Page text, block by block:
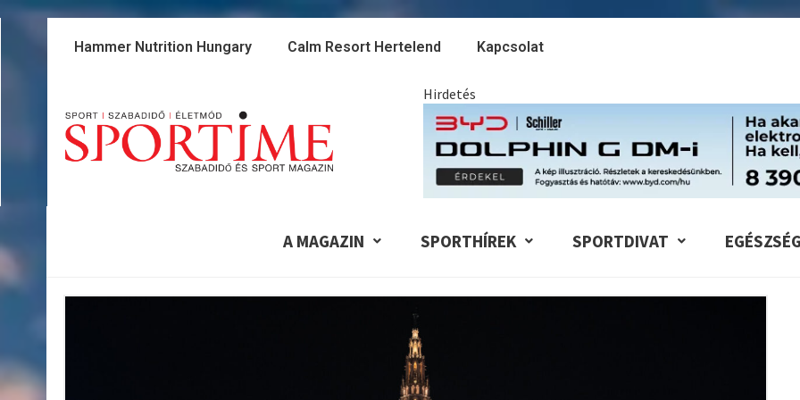
Skip
Hammer Nutrition Hungary Calm Resort Hertelend Kapcsolat
Hirdetés
A MAGAZIN SPORTHÍREK SPORTDIVAT EGÉSZSÉG